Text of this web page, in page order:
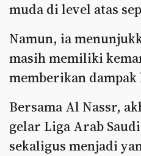
muda di level atas
Namun, ia
masih memiliki
memberikan dampak
Bersama Al Nassr,
gelar Liga Arab Saudi
sekaligus menjadi